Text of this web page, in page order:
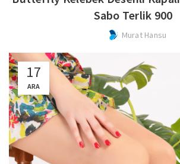
Sabo Terlik 900
Murat Hansu
17
ARA